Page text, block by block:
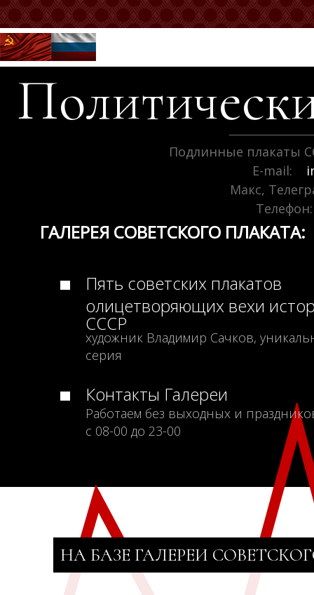
Подлинные плакаты
E-mail:
Макс,
Телефон:
ГАЛЕРЕЯ СОВЕТСКОГО ПЛАКАТА:
Пять советских плакатов
олицетворяющих вехи
СССР
художник Владимир Сачков,
серия
Контакты Галереи
Работаем без выходных и
с 08-00 до 23-00
НА БАЗЕ ГАЛЕРЕИ